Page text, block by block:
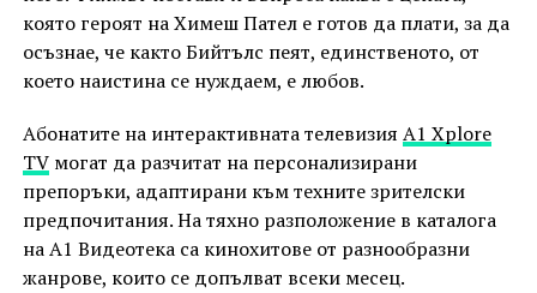
която героят на Химеш Пател е готов да плати, за да
осъзнае, че както Бийтълс пеят, единственото, от
което наистина се нуждаем, е любов.
Абонатите на интерактивната телевизия А1 Xplore
TVмогат да разчитат на персонализирани
препоръки, адаптирани към техните зрителски
предпочитания. На тяхно разположение в каталога
на А1 Видеотека са кинохитове от разнообразни
жанрове, които се допълват всеки месец.